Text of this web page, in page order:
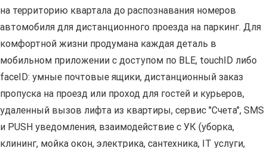
на территорию квартала до распознавания номеров
автомобиля для дистанционного проезда на паркинг. Для
комфортной жизни продумана каждая деталь в
мобильном приложении с доступом по BLE, touchID либо
faceID: умные почтовые ящики, дистанционный заказ
пропуска на проезд или проход для гостей и курьеров,
удаленный вызов лифта из квартиры, сервис "Счета", SMS
и PUSH уведомления, взаимодействие с УК (уборка,
клининг, мойка окон, электрика, сантехника, IT услуги,